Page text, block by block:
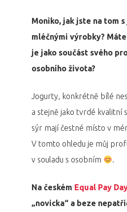
Moniko, jak jste na tom
mléčnými výrobky?
je jako součást svého
osobního života?
Jogurty, konkrétně bílé
a stejně jako tvrdé kvalitní
sýr mají čestné místo v
V tomto ohledu je můj
v souladu s osobním
.
Na českém Equal Pay
„novicka“ a beze